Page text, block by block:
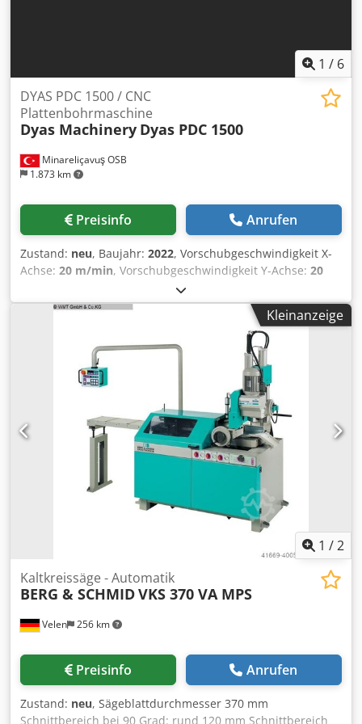
1 / 6
Minareliçavuş OSB
1.873 km
DYAS PDC 1500 / CNC
Plattenbohrmaschine
Dyas Machinery Dyas PDC 1500
Preisinfo Anrufen
Zustand: neu, Baujahr: 2022, Vorschubgeschwindigkeit X-
Achse: 20 m/min, Vorschubgeschwindigkeit Y-Achse: 20
, Vorschubgeschwindigkeit Z-Achse:
Gesamtgewicht:7.400 kg, Spindeldrehzahl (min.):4.000
, Verfahrweg Y-
22 kW (29,91 PS), DYAS
Plattenbohrzentrum - DYAS PDC-1500 Cjdpjgbfaxefx Alcsrf
Anzahl der Bohreinheiten 1 vertikal Motorleistung 22 kW
Spindeldrehmoment 280 Nm Spindeldrehzahl 10-4000
U/min Automatischer Werkzeugwechsel (ATC) 16 Einheiten
Maximales Materialgewicht 760 kg Max. Max.
Bohrkapazität (mm) Ø40 mm
Kleinanzeige
1 /2
Velen 256 km
Kaltkreissäge - Automatik
BERG & SCHMIDVKS 370 VA MPS
Preisinfo Anrufen
Zustand: neu, Sägeblattdurchmesser 370 mm
Schnittbereich bei 90 Grad: rund 120 mm Schnittbereich